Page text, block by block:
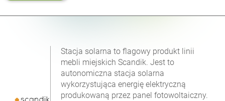
Stacja solarna to flagowy produkt linii
mebli miejskich Scandik. Jest to
autonomiczna stacja solarna
wykorzystująca energię elektryczną
produkowaną przez panel fotowoltaiczny.